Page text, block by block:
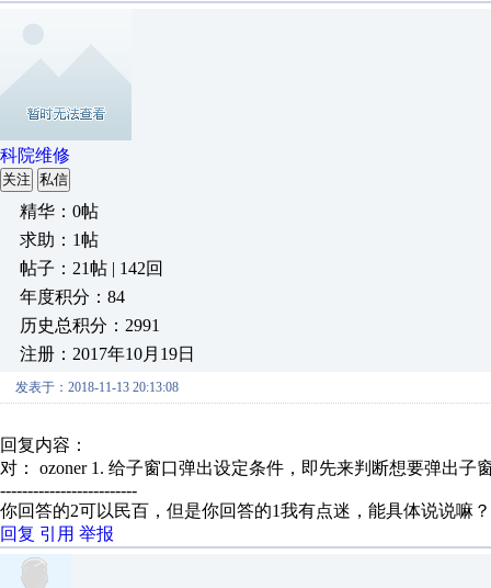
科院维修
关注 私信
精华：0帖
求助：1帖
帖子：21帖 | 142回
年度积分：84
历史总积分：2991
注册：2017年10月19日
发表于：2018-11-13 20:13:08
回复内容：
对： ozoner 1. 给子窗口弹出设定条件，即先来判断想要弹出子
-------------------------
你回答的2可以民百，但是你回答的1我有点迷，能具体说说嘛？
回复 引用 举报